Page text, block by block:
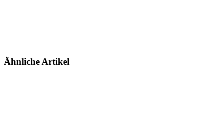
Ähnliche Artikel